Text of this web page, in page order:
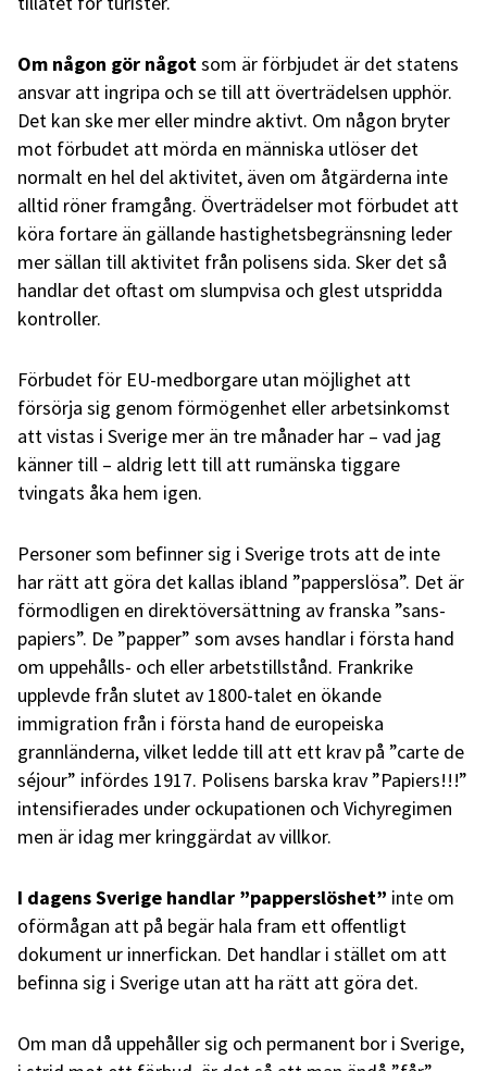
Om någon gör något som är förbjudet är det statens
ansvar att ingripa och se till att överträdelsen upphör.
Det kan ske mer eller mindre aktivt. Om någon bryter
mot förbudet att mörda en människa utlöser det
normalt en hel del aktivitet, även om åtgärderna inte
alltid röner framgång. Överträdelser mot förbudet att
köra fortare än gällande hastighetsbegränsning leder
mer sällan till aktivitet från polisens sida. Sker det så
handlar det oftast om slumpvisa och glest utspridda
kontroller.
Förbudet för EU-medborgare utan möjlighet att
försörja sig genom förmögenhet eller arbetsinkomst
att vistas i Sverige mer än tre månader har – vad jag
känner till – aldrig lett till att rumänska tiggare
tvingats åka hem igen.
Personer som befinner sig i Sverige trots att de inte
har rätt att göra det kallas ibland ”papperslösa”. Det är
förmodligen en direktöversättning av franska ”sans-
papiers”. De ”papper” som avses handlar i första hand
om uppehålls- och eller arbetstillstånd. Frankrike
upplevde från slutet av 1800-talet en ökande
immigration från i första hand de europeiska
grannländerna, vilket ledde till att ett krav på ”carte de
séjour” infördes 1917. Polisens barska krav ”Papiers!!!”
intensifierades under ockupationen och Vichyregimen
men är idag mer kringgärdat av villkor.
I dagens Sverige handlar ”papperslöshet” inte om
oförmågan att på begär hala fram ett offentligt
dokument ur innerfickan. Det handlar i stället om att
befinna sig i Sverige utan att ha rätt att göra det.
Om man då uppehåller sig och permanent bor i Sverige,